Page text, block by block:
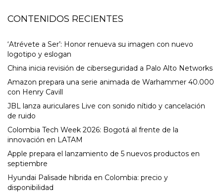
CONTENIDOS RECIENTES
‘Atrévete a Ser’: Honor renueva su imagen con nuevo
logotipo y eslogan
China inicia revisión de ciberseguridad a Palo Alto Networks
Amazon prepara una serie animada de Warhammer 40.000
con Henry Cavill
JBL lanza auriculares Live con sonido nítido y cancelación
de ruido
Colombia Tech Week 2026: Bogotá al frente de la
innovación en LATAM
Apple prepara el lanzamiento de 5 nuevos productos en
septiembre
Hyundai Palisade híbrida en Colombia: precio y
disponibilidad